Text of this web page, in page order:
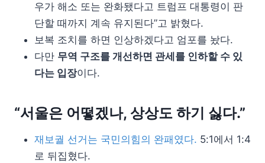
우가 해소 또는 완화됐다고 트럼프 대통령이 판
단할 때까지 계속 유지된다”고 밝혔다.
보복 조치를 하면 인상하겠다고 엄포를 놨다.
다만 무역 구조를 개선하면 관세를 인하할 수 있
다는 입장이다.
“서울은 어떻겠나, 상상도 하기 싫다.”
재보궐 선거는 국민의힘의 완패였다. 5:1에서 1:4
로 뒤집혔다.